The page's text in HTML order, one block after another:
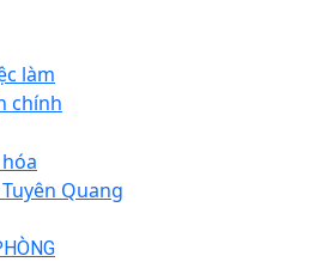
làm
chính
Quang